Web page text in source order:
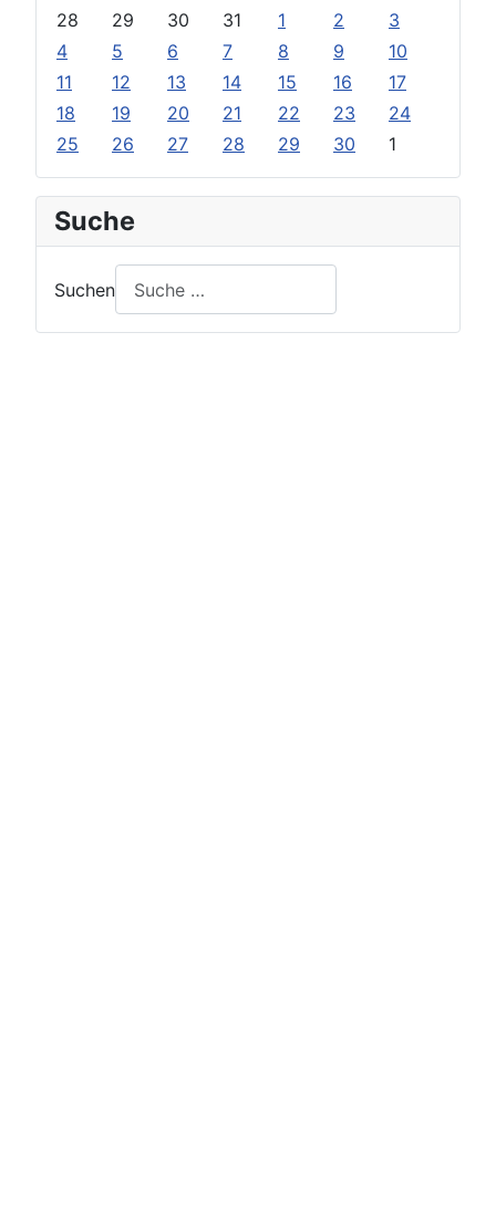
28
29 30 31 1 2
3
4
5 6 7 8 9
10
11
12 13 14 15 16
17
18
19 20 21 22 23
24
25
26 27 28 29 30 1
Suche
Suchen